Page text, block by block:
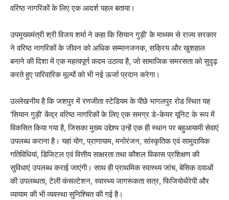
वरिष्ठ नागरिकों के लिए एक आदर्श पहल बताया।
उपमुख्यमंत्री श्री विजय शर्मा ने कहा कि सियान गुड़ी’ के माध्यम से राज्य सरकार
ने वरिष्ठ नागरिकों के जीवन को अधिक सम्मानजनक, सक्रिय और खुशहाल
बनाने की दिशा में एक महत्वपूर्ण कदम उठाया है, जो सामाजिक समरसता को सुदृढ़
करते हुए पारिवारिक मूल्यों को भी नई ऊर्जा प्रदान करेगा।
उल्लेखनीय है कि जशपुर में रणजीता स्टेडियम के पीछे भागलपुर रोड स्थित यह
‘सियान गुड़ी’ केंद्र वरिष्ठ नागरिकों के लिए एक समग्र डे-केयर यूनिट के रूप में
विकसित किया गया है, जिसका मुख्य उद्देश्य उन्हें एक ही स्थान पर बहुआयामी सेवाएं
उपलब्ध कराना है। यहां योग, प्राणायाम, मनोरंजन, सांस्कृतिक एवं सामुदायिक
गतिविधियां, डिजिटल एवं वित्तीय साक्षरता तथा कौशल विकास प्रशिक्षण की
सुविधाएं उपलब्ध कराई जाएंगी। साथ ही प्राथमिक स्वास्थ्य जांच, बेसिक दवाओं
की उपलब्धता, टेली कंसल्टेशन, स्वास्थ्य जागरूकता सत्र, फिजियोथैरेपी और
व्यायाम की भी व्यवस्था सुनिश्चित की गई है।